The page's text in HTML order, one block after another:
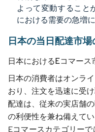
よって変動すること
における需要の急増
日本の当日配達市
日本におけるEコマース
日本の消費者はオンラ
おり、注文を迅速に受
配達は、従来の実店舗
の利便性を兼ね備えて
Eコマースカテゴリー